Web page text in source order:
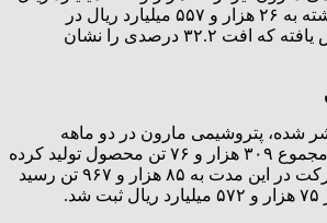
در اردیبهشت سال گذشته به ۲۶ هزار و ۵۵۷ میلیارد ریال در
اردیبهشت ۱۴۰۵ کاهش یافته که افت ۳۲.۲ درصدی را نشان
شده، پتروشیمی مارون در دو ماهه
نخست سال ۱۴۰۵ در مجموع ۳۰۹ هزار و ۷۶ تن محصول تولید کرده
است. حجم فروش شرکت در این مدت به ۸۵ هزار و ۹۶۷ تن رسید